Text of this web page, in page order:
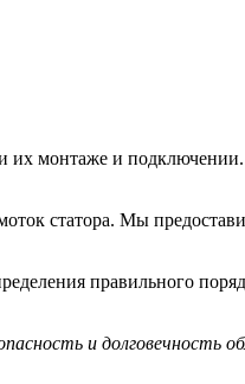
монтаже и
статора. Мы
правильного
и долговечность